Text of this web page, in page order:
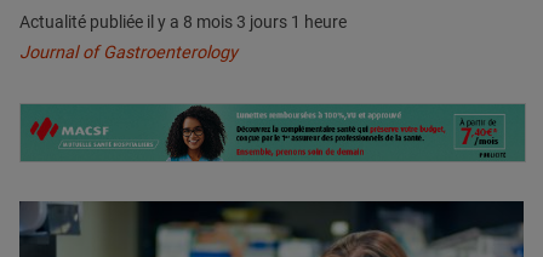
CRÉDITS
Actualité publiée il y a 8 mois 3 jours 1 heure
Journal of Gastroenterology